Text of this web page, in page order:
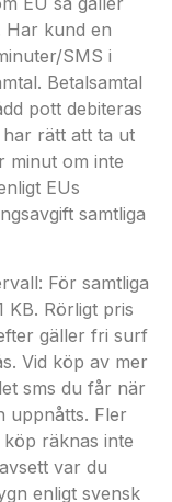
Har kund en
SMS i
Betalsamtal
pott debiteras
har rätt att ta ut
minut om inte
EUs
samtliga
För samtliga
KB. Rörligt pris
gäller fri surf
Vid köp av mer
sms du får när
uppnåtts. Fler
räknas inte
var du
enligt svensk